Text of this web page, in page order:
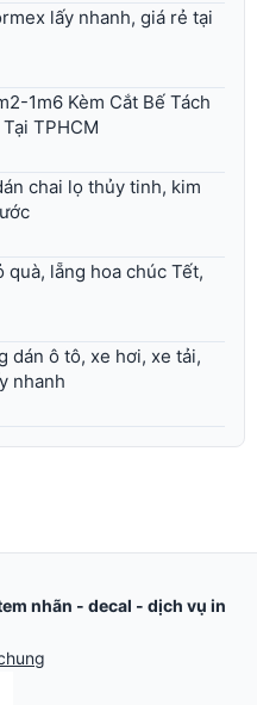
lấy nhanh, giá rẻ tại
1m6 Kèm Cắt Bế Tách
TPHCM
chai lọ thủy tinh, kim
quà, lẵng hoa chúc Tết,
dán ô tô, xe hơi, xe tải,
nhanh
nhãn - decal - dịch vụ in